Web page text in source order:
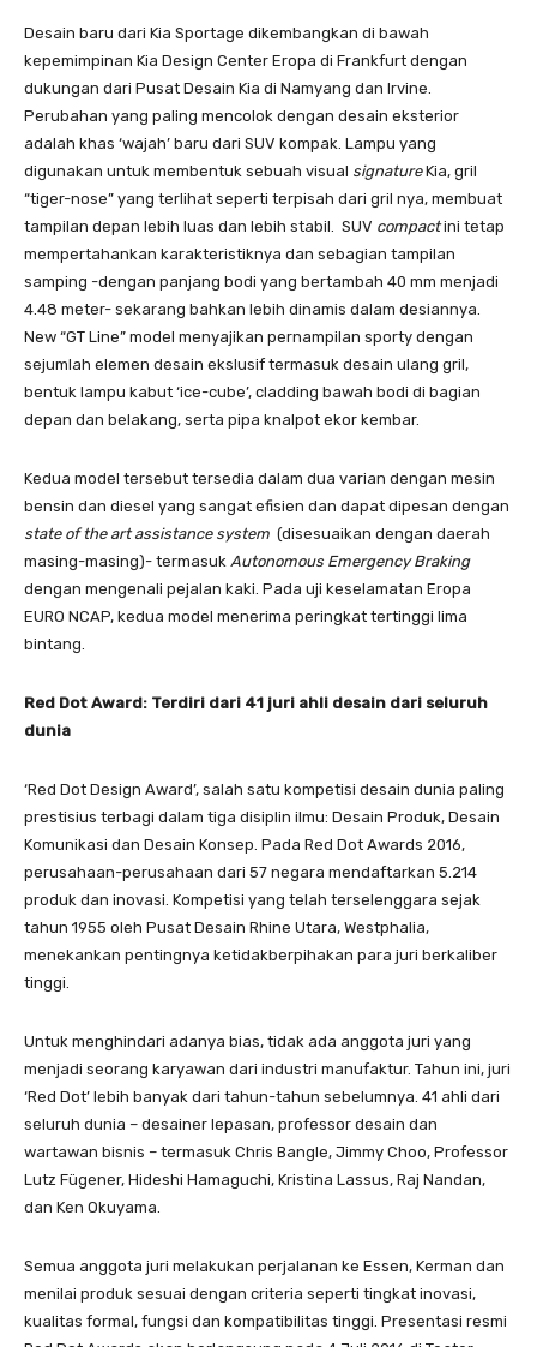
Desain baru dari Kia Sportage dikembangkan di bawah
kepemimpinan Kia Design Center Eropa di Frankfurt dengan
dukungan dari Pusat Desain Kia di Namyang dan Irvine.
Perubahan yang paling mencolok dengan desain eksterior
adalah khas ‘wajah’ baru dari SUV kompak. Lampu yang
digunakan untuk membentuk sebuah visual signatureKia, gril
“tiger-nose” yang terlihat seperti terpisah dari gril nya, membuat
tampilan depan lebih luas dan lebih stabil. SUV compactini tetap
mempertahankan karakteristiknya dan sebagian tampilan
samping -dengan panjang bodi yang bertambah 40 mm menjadi
4.48 meter- sekarang bahkan lebih dinamis dalam desiannya.
New “GT Line” model menyajikan pernampilan sporty dengan
sejumlah elemen desain ekslusif termasuk desain ulang gril,
bentuk lampu kabut ‘ice-cube’, cladding bawah bodi di bagian
depan dan belakang, serta pipa knalpot ekor kembar.
Kedua model tersebut tersedia dalam dua varian dengan mesin
bensin dan diesel yang sangat efisien dan dapat dipesan dengan
state of the art assistance system (disesuaikan dengan daerah
masing-masing)- termasuk Autonomous Emergency Braking
dengan mengenali pejalan kaki. Pada uji keselamatan Eropa
EURO NCAP, kedua model menerima peringkat tertinggi lima
bintang.
Red Dot Award: Terdiri dari 41 juri ahli desain dari seluruh
dunia
‘Red Dot Design Award’, salah satu kompetisi desain dunia paling
prestisius terbagi dalam tiga disiplin ilmu: Desain Produk, Desain
Komunikasi dan Desain Konsep. Pada Red Dot Awards 2016,
perusahaan-perusahaan dari 57 negara mendaftarkan 5.214
produk dan inovasi. Kompetisi yang telah terselenggara sejak
tahun 1955 oleh Pusat Desain Rhine Utara, Westphalia,
menekankan pentingnya ketidakberpihakan para juri berkaliber
tinggi.
Untuk menghindari adanya bias, tidak ada anggota juri yang
menjadi seorang karyawan dari industri manufaktur. Tahun ini, juri
‘Red Dot’ lebih banyak dari tahun-tahun sebelumnya. 41 ahli dari
seluruh dunia – desainer lepasan, professor desain dan
wartawan bisnis – termasuk Chris Bangle, Jimmy Choo, Professor
Lutz Fügener, Hideshi Hamaguchi, Kristina Lassus, Raj Nandan,
dan Ken Okuyama.
Semua anggota juri melakukan perjalanan ke Essen, Kerman dan
menilai produk sesuai dengan criteria seperti tingkat inovasi,
kualitas formal, fungsi dan kompatibilitas tinggi. Presentasi resmi